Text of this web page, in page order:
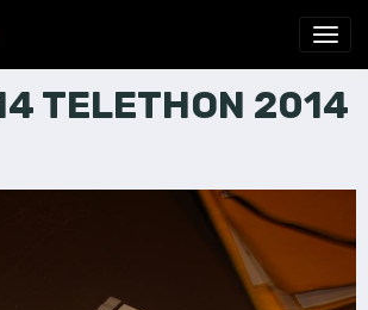
TELETHON 2014